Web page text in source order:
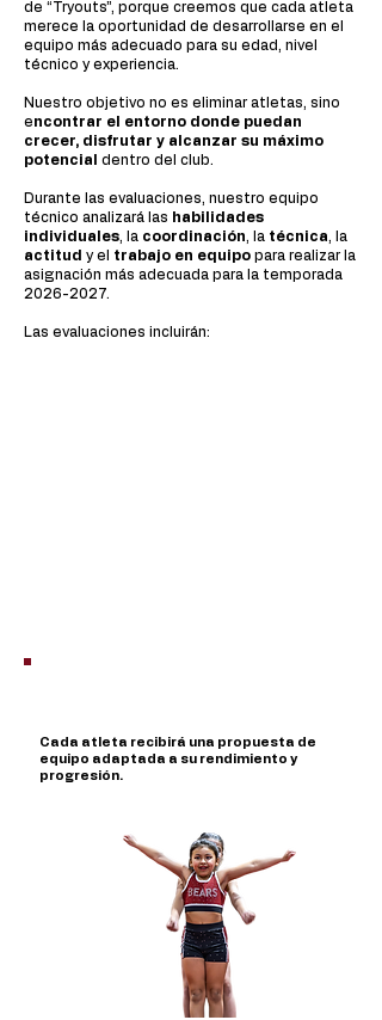
de “Tryouts”, porque creemos que cada atleta
merece la oportunidad de desarrollarse en el
equipo más adecuado para su edad, nivel
técnico y experiencia.
Nuestro objetivo no es eliminar atletas, sino
encontrar el entorno donde puedan
crecer, disfrutar y alcanzar su máximo
potencial dentro del club.​
Durante las evaluaciones, nuestro equipo
técnico analizará las habilidades
individuales, la coordinación, la técnica, la
actitud y el trabajo en equipo para realizar la
asignación más adecuada para la temporada
2026-2027.
Las evaluaciones incluirán:
Cada atleta recibirá una propuesta de
equipo adaptada a su rendimiento y
progresión.